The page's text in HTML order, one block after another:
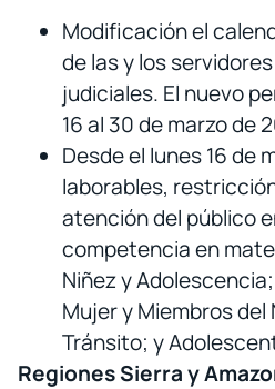
Modificación el
de las y los
judiciales. El nuevo
16 al 30 de marzo de
Desde el lunes 16 de
laborables,
atención del público
competencia en
Niñez y
Mujer y Miembros del
Tránsito; y
Regiones Sierra y